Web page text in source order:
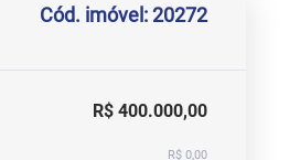
Cód. imóvel: 20272
R$ 400.000,00
R$ 0,00